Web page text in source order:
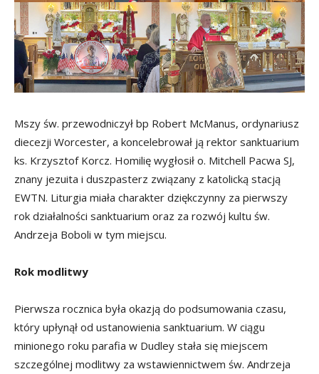
Mszy św. przewodniczył bp Robert McManus, ordynariusz
diecezji Worcester, a koncelebrował ją rektor sanktuarium
ks. Krzysztof Korcz. Homilię wygłosił o. Mitchell Pacwa SJ,
znany jezuita i duszpasterz związany z katolicką stacją
EWTN. Liturgia miała charakter dziękczynny za pierwszy
rok działalności sanktuarium oraz za rozwój kultu św.
Andrzeja Boboli w tym miejscu.
Rok modlitwy
Pierwsza rocznica była okazją do podsumowania czasu,
który upłynął od ustanowienia sanktuarium. W ciągu
minionego roku parafia w Dudley stała się miejscem
szczególnej modlitwy za wstawiennictwem św. Andrzeja